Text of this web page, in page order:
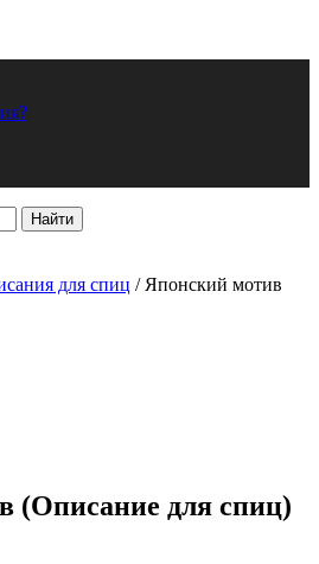
для спиц / Японский мотив
(Описание для спиц)